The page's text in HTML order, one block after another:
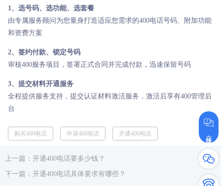
1、选号码、选功能、选套餐
由专属服务顾问为您量身打造适应您需求的400电话号码、附加功能
和资费方案
2、签约付款、锁定号码
审核400服务项目，签署正式合同并完成付款，迅速保留号码
3、提交材料开通服务
全程提供服务支持，提交认证材料激活服务，激活后享有400管理后
台
购买400电话 申请400电话 开通400电话
上一篇：开通400电话要多少钱？
下一篇：开通400电话具体要求有哪些？
在线咨询